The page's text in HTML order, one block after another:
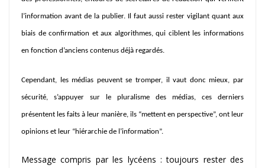
l’information avant de la publier. Il faut aussi rester vigilant quant aux
biais de confirmation et aux algorithmes, qui ciblent les informations
en fonction d’anciens contenus déjà regardés.
Cependant, les médias peuvent se tromper, il vaut donc mieux, par
sécurité, s’appuyer sur le pluralisme des médias, ces derniers
présentent les faits à leur manière, ils “mettent en perspective”, ont leur
opinions et leur “hiérarchie de l’information”.
Message compris par les lycéens : toujours rester des